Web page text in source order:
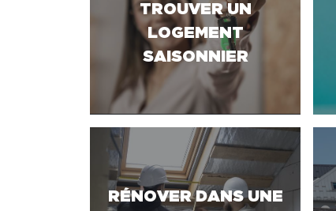
TROUVER UN
LOGEMENT
SAISONNIER
RÉNOVER DANS UNE